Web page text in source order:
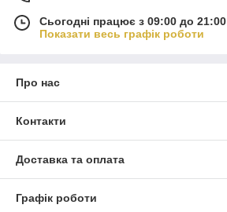
Сьогодні працює з 09:00 до 21:00
Показати весь графік роботи
Про нас
Контакти
Доставка та оплата
Графік роботи